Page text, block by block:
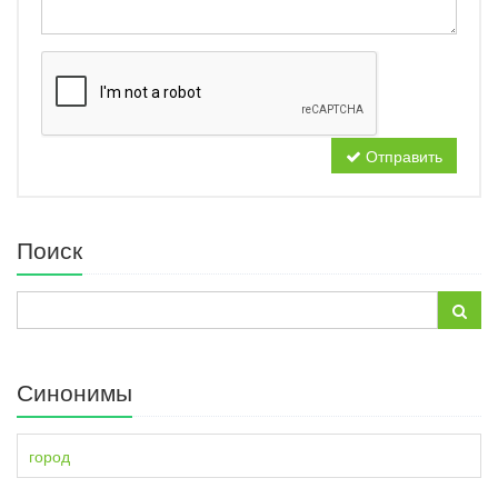
Отправить
Поиск
Синонимы
город